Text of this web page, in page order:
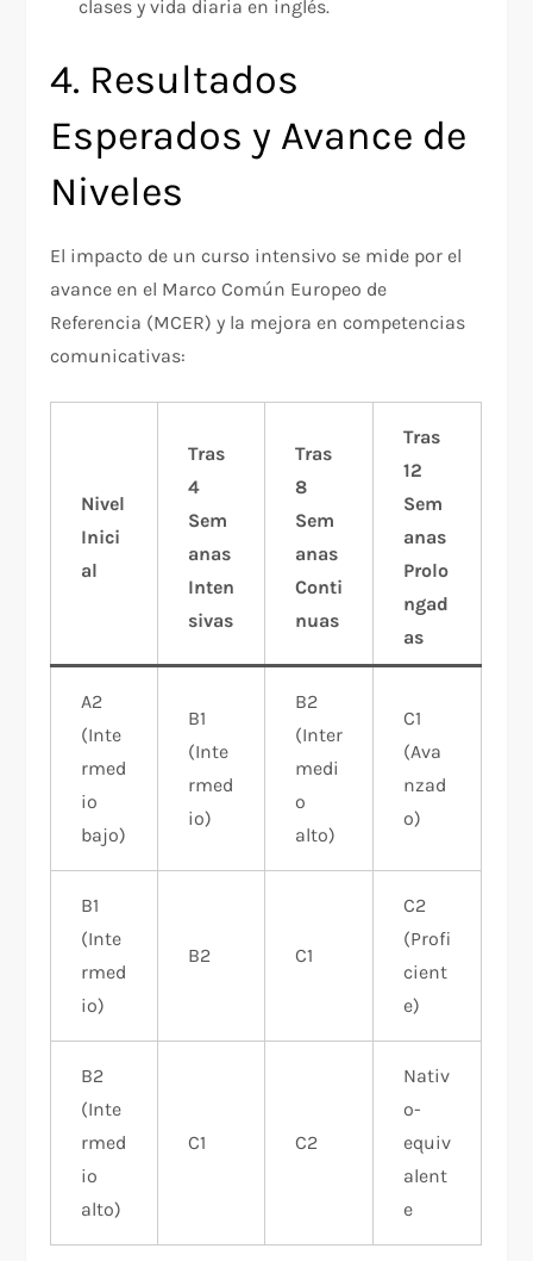
clases y vida diaria en inglés.
4. Resultados
Esperados y Avance de
Niveles
El impacto de un curso intensivo se mide por el
avance en el Marco Común Europeo de
Referencia (MCER) y la mejora en competencias
comunicativas:
Nivel
Inici
al
Tras
4
Sem
anas
Inten
sivas
Tras
8
Sem
anas
Conti
nuas
Tras
12
Sem
anas
Prolo
ngad
as
A2
(Inte
rmed
io
bajo)
B1
(Inte
rmed
io)
B2
(Inter
medi
o
alto)
C1
(Ava
nzad
o)
B1
(Inte
rmed
io)
B2 C1
C2
(Profi
cient
e)
B2
(Inte
rmed
io
alto)
C1 C2
Nativ
o-
equiv
alent
e